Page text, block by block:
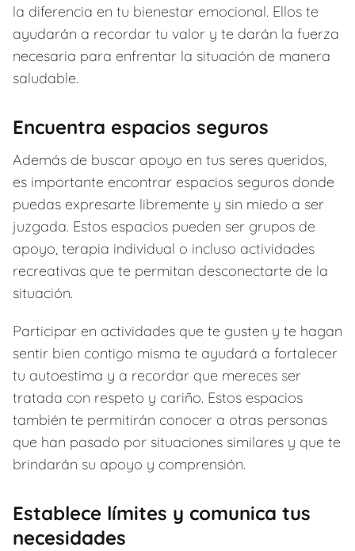
la diferencia en tu bienestar emocional. Ellos te
ayudarán a recordar tu valor y te darán la fuerza
necesaria para enfrentar la situación de manera
saludable.
Encuentra espacios seguros
Además de buscar apoyo en tus seres queridos,
es importante encontrar espacios seguros donde
puedas expresarte libremente y sin miedo a ser
juzgada. Estos espacios pueden ser grupos de
apoyo, terapia individual o incluso actividades
recreativas que te permitan desconectarte de la
situación.
Participar en actividades que te gusten y te hagan
sentir bien contigo misma te ayudará a fortalecer
tu autoestima y a recordar que mereces ser
tratada con respeto y cariño. Estos espacios
también te permitirán conocer a otras personas
que han pasado por situaciones similares y que te
brindarán su apoyo y comprensión.
Establece límites y comunica tus
necesidades